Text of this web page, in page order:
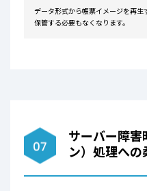
データ形式から帳票イメージを再
保管する必要もなくなります。
サーバー障害
ン）処理へ